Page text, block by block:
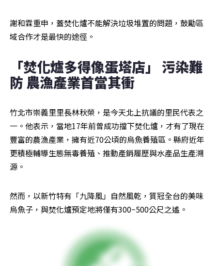
謝和霖重申，蓋焚化爐不能解決垃圾堆置的問題，鼓勵區
域合作才是最快的途徑。
「焚化爐多得像蛋塔店」 污染難
防 農漁產業首當其衝
竹北市崇義里里長林秋榮，是今天北上抗議的里民代表之
一。他表示，當地17年前曾成功擋下焚化爐，才有了現在
豐富的農漁產業，擁有近70公頃的烏魚養殖區。縣府近年
更積極輔導生態無毒養殖、推動產銷履歷與水產品生產溯
源。
然而，以新竹特有「九降風」自然風乾，質冠全台的美味
烏魚子，與焚化爐預定地將僅有300~500公尺之遙。